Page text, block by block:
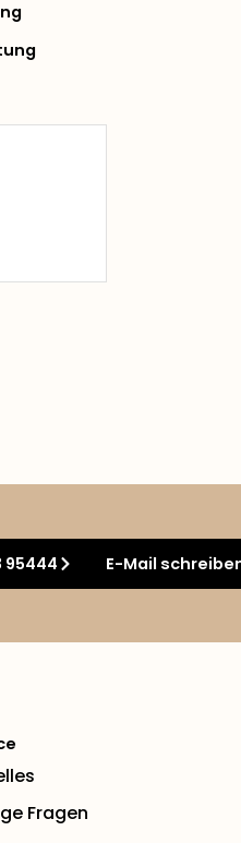
95444 E-Mail
Fragen